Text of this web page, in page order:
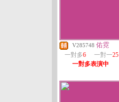
V285748 佑霓
一對多6 一對一25
一對多表演中